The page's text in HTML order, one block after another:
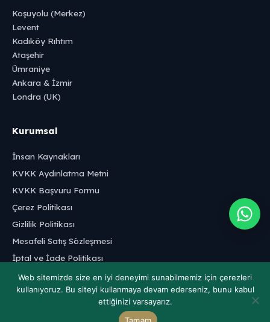
Koşuyolu (Merkez)
Levent
Kadıköy Rıhtım
Ataşehir
Ümraniye
Ankara & İzmir
Londra (UK)
Kurumsal
İnsan Kaynakları
KVKK Aydınlatma Metni
KVKK Başvuru Formu
Çerez Politikası
Gizlilik Politikası
Mesafeli Satış Sözleşmesi
İptal ve İade Politikası
Web sitemizde size en iyi deneyimi sunabilmemiz için çerezleri
kullanıyoruz. Bu siteyi kullanmaya devam ederseniz, bunu kabul
ettiğinizi varsayarız.
Tamam